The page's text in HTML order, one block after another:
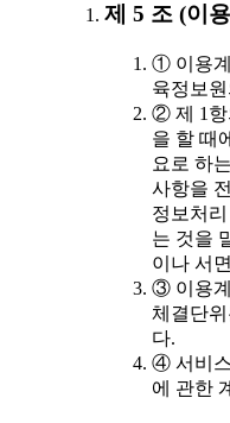
제 5 조 (이
① 이용계
육정보
② 제 1항
을 할 때
요로 하는
사항을
정보처
는 것을
이나 서
③ 이용
체결단
다.
④ 서비스
에 관한